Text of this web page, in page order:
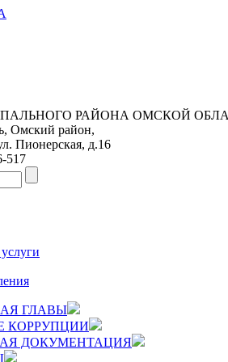
РАЙОНА ОМСКОЙ
Омский район,
Пионерская, д.16
517
ГЛАВЫ
КОРРУПЦИИ
ДОКУМЕНТАЦИЯ